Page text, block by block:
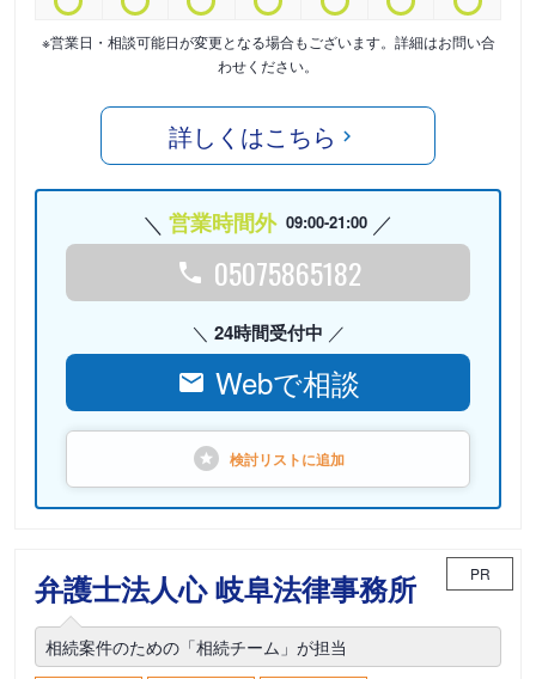
※営業日・相談可能日が変更となる場合もございます。詳細はお問い合
わせください。
詳しくはこちら
営業時間外 09:00-21:00
05075865182
24時間受付中
Webで相談
検討リストに追加
弁護士法人心 岐阜法律事務所 PR
相続案件のための「相続チーム」が担当